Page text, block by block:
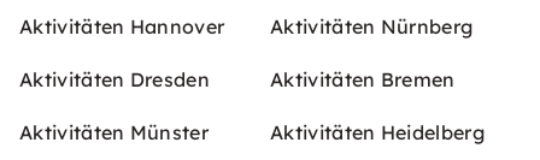
Aktivitäten Hannover Aktivitäten Nürnberg
Aktivitäten Dresden Aktivitäten Bremen
Aktivitäten Münster Aktivitäten Heidelberg